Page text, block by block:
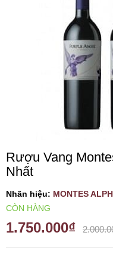
VANG TÂY BAN NHA
RƯỢU VANG MỸ
RƯỢU VANG BỊCH
RƯỢU VANG ÚC
RƯỢU VANG ÁO
RƯỢU SỮA
Rượu Vang
Nhất
Nhãn hiệu: MONTES
CÒN HÀNG
1.750.000₫